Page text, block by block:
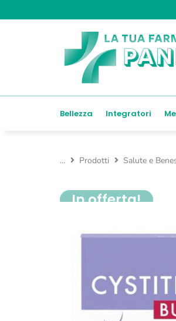
Bellezza Integratori
... Prodotti Salute e
In offerta!